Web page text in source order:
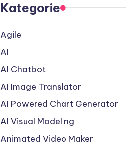
Kategorie
Agile
AI
AI Chatbot
AI Image Translator
AI Powered Chart Generator
AI Visual Modeling
Animated Video Maker